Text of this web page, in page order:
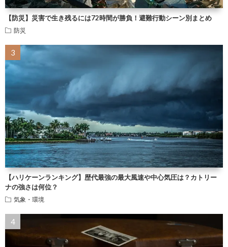
【防災】災害で生き残るには72時間が勝負！避難行動シーン別まとめ
防災
【ハリケーンランキング】歴代最強の最大風速や中心気圧は？カトリー
ナの強さは何位？
気象・環境